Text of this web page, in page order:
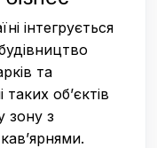
інтегрується
та
об’єктів
зону з